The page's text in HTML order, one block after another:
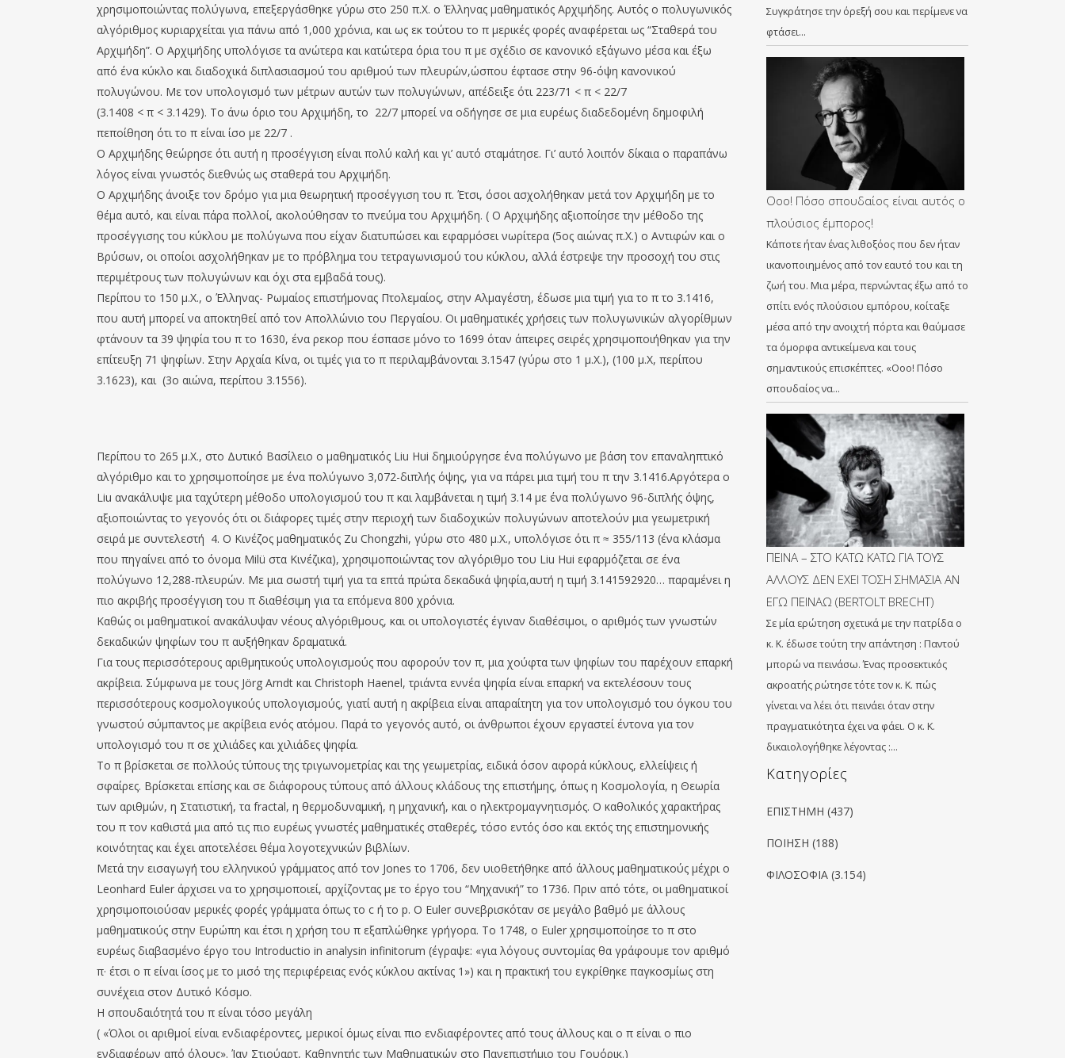
χρησιμοποιώντας πολύγωνα, επεξεργάσθηκε γύρω στο 250 π.Χ. ο Έλληνας μαθηματικός Αρχιμήδης. Αυτός ο πολυγωνικός
αλγόριθμος κυριαρχείται για πάνω από 1,000 χρόνια, και ως εκ τούτου το π μερικές φορές αναφέρεται ως “Σταθερά του
Αρχιμήδη”. Ο Αρχιμήδης υπολόγισε τα ανώτερα και κατώτερα όρια του π με σχέδιο σε κανονικό εξάγωνο μέσα και έξω
από ένα κύκλο και διαδοχικά διπλασιασμού του αριθμού των πλευρών,ώσπου έφτασε στην 96-όψη κανονικού
πολυγώνου. Με τον υπολογισμό των μέτρων αυτών των πολυγώνων, απέδειξε ότι 223/71 < π < 22/7
(3.1408 < π < 3.1429). Το άνω όριο του Αρχιμήδη, το 22/7 μπορεί να οδήγησε σε μια ευρέως διαδεδομένη δημοφιλή
πεποίθηση ότι το π είναι ίσο με 22/7 .
Ο Αρχιµήδης θεώρησε ότι αυτή η προσέγγιση είναι πολύ καλή και γι’ αυτό σταµάτησε. Γι’ αυτό λοιπόν δίκαια ο παραπάνω
λόγος είναι γνωστός διεθνώς ως σταθερά του Αρχιµήδη.
Ο Αρχιµήδης άνοιξε τον δρόµο για µια θεωρητική προσέγγιση του π. Έτσι, όσοι ασχολήθηκαν µετά τον Αρχιµήδη µε το
θέµα αυτό, και είναι πάρα πολλοί, ακολούθησαν το πνεύµα του Αρχιµήδη. ( Ο Αρχιµήδης αξιοποίησε την µέθοδο της
προσέγγισης του κύκλου µε πολύγωνα που είχαν διατυπώσει και εφαρµόσει νωρίτερα (5ος αιώνας π.Χ.) ο Αντιφών και ο
Βρύσων, οι οποίοι ασχολήθηκαν µε το πρόβληµα του τετραγωνισµού του κύκλου, αλλά έστρεψε την προσοχή του στις
περιμέτρους των πολυγώνων και όχι στα εμβαδά τους).
Περίπου το 150 μ.Χ., ο Έλληνας- Ρωμαίος επιστήμονας Πτολεμαίος, στην Αλμαγέστη, έδωσε μια τιμή για το π το 3.1416,
που αυτή μπορεί να αποκτηθεί από τον Απολλώνιο του Περγαίου. Οι μαθηματικές χρήσεις των πολυγωνικών αλγορίθμων
φτάνουν τα 39 ψηφία του π το 1630, ένα ρεκορ που έσπασε μόνο το 1699 όταν άπειρες σειρές χρησιμοποιήθηκαν για την
επίτευξη 71 ψηφίων. Στην Αρχαία Κίνα, οι τιμές για το π περιλαμβάνονται 3.1547 (γύρω στο 1 μ.Χ.), (100 μ.Χ, περίπου
3.1623), και (3ο αιώνα, περίπου 3.1556).
Περίπου το 265 μ.Χ., στο Δυτικό Βασίλειο ο μαθηματικός Liu Hui δημιούργησε ένα πολύγωνο με βάση τον επαναληπτικό
αλγόριθμο και το χρησιμοποίησε με ένα πολύγωνο 3,072-διπλής όψης, για να πάρει μια τιμή του π την 3.1416.Αργότερα ο
Liu ανακάλυψε μια ταχύτερη μέθοδο υπολογισμού του π και λαμβάνεται η τιμή 3.14 με ένα πολύγωνο 96-διπλής όψης,
αξιοποιώντας το γεγονός ότι οι διάφορες τιμές στην περιοχή των διαδοχικών πολυγώνων αποτελούν μια γεωμετρική
σειρά με συντελεστή 4. Ο Κινέζος μαθηματικός Zu Chongzhi, γύρω στο 480 μ.Χ., υπολόγισε ότι π ≈ 355/113 (ένα κλάσμα
που πηγαίνει από το όνομα Milü στα Κινέζικα), χρησιμοποιώντας τον αλγόριθμο του Liu Hui εφαρμόζεται σε ένα
πολύγωνο 12,288-πλευρών. Με μια σωστή τιμή για τα επτά πρώτα δεκαδικά ψηφία,αυτή η τιμή 3.141592920… παραμένει η
πιο ακριβής προσέγγιση του π διαθέσιμη για τα επόμενα 800 χρόνια.
Καθώς οι μαθηματικοί ανακάλυψαν νέους αλγόριθμους, και οι υπολογιστές έγιναν διαθέσιμοι, ο αριθμός των γνωστών
δεκαδικών ψηφίων του π αυξήθηκαν δραματικά.
Για τους περισσότερους αριθμητικούς υπολογισμούς που αφορούν τον π, μια χούφτα των ψηφίων του παρέχουν επαρκή
ακρίβεια. Σύμφωνα με τους Jörg Arndt και Christoph Haenel, τριάντα εννέα ψηφία είναι επαρκή να εκτελέσουν τους
περισσότερους κοσμολογικούς υπολογισμούς, γιατί αυτή η ακρίβεια είναι απαραίτητη για τον υπολογισμό του όγκου του
γνωστού σύμπαντος με ακρίβεια ενός ατόμου. Παρά το γεγονός αυτό, οι άνθρωποι έχουν εργαστεί έντονα για τον
υπολογισμό του π σε χιλιάδες και χιλιάδες ψηφία.
Το π βρίσκεται σε πολλούς τύπους της τριγωνομετρίας και της γεωμετρίας, ειδικά όσον αφορά κύκλους, ελλείψεις ή
σφαίρες. Βρίσκεται επίσης και σε διάφορους τύπους από άλλους κλάδους της επιστήμης, όπως η Κοσμολογία, η Θεωρία
των αριθμών, η Στατιστική, τα fractal, η θερμοδυναμική, η μηχανική, και ο ηλεκτρομαγνητισμός. Ο καθολικός χαρακτήρας
του π τον καθιστά μια από τις πιο ευρέως γνωστές μαθηματικές σταθερές, τόσο εντός όσο και εκτός της επιστημονικής
κοινότητας και έχει αποτελέσει θέμα λογοτεχνικών βιβλίων.
Μετά την εισαγωγή του ελληνικού γράμματος από τον Jones το 1706, δεν υιοθετήθηκε από άλλους μαθηματικούς μέχρι ο
Leonhard Euler άρχισει να το χρησιμοποιεί, αρχίζοντας με το έργο του “Μηχανική” το 1736. Πριν από τότε, οι μαθηματικοί
χρησιμοποιούσαν μερικές φορές γράμματα όπως το c ή το p. Ο Euler συνεβρισκόταν σε μεγάλο βαθμό με άλλους
μαθηματικούς στην Ευρώπη και έτσι η χρήση του π εξαπλώθηκε γρήγορα. Το 1748, ο Euler χρησιμοποίησε το π στο
ευρέως διαβασμένο έργο του Introductio in analysin infinitorum (έγραψε: «για λόγους συντομίας θα γράφουμε τον αριθμό
π· έτσι ο π είναι ίσος με το μισό της περιφέρειας ενός κύκλου ακτίνας 1») και η πρακτική του εγκρίθηκε παγκοσμίως στη
συνέχεια στον Δυτικό Κόσμο.
Η σπουδαιότητά του π είναι τόσο μεγάλη
( «Όλοι οι αριθµοί είναι ενδιαφέροντες, µερικοί όµως είναι πιο ενδιαφέροντες από τους άλλους και ο π είναι ο πιο
ενδιαφέρων από όλους». Ίαν Στιούαρτ, Καθηγητής των Μαθηµατικών στο Πανεπιστήµιο του Γουόρικ.)
Συγκράτησε την όρεξή σου και περίμενε να
φτάσει…
Οοο! Πόσο σπουδαίος είναι αυτός ο
πλούσιος έμπορος!
Κάποτε ήταν ένας λιθοξόος που δεν ήταν
ικανοποιημένος από τον εαυτό του και τη
ζωή του. Μια μέρα, περνώντας έξω από το
σπίτι ενός πλούσιου εμπόρου, κοίταξε
μέσα από την ανοιχτή πόρτα και θαύμασε
τα όμορφα αντικείμενα και τους
σημαντικούς επισκέπτες. «Οοο! Πόσο
σπουδαίος να…
ΠΕΙΝΑ – ΣΤΟ ΚΑΤΩ ΚΑΤΩ ΓΙΑ ΤΟΥΣ
ΑΛΛΟΥΣ ΔΕΝ ΕΧΕΙ ΤΟΣΗ ΣΗΜΑΣΙΑ ΑΝ
ΕΓΩ ΠΕΙΝΑΩ (BERTOLT BRECHT)
Σε μία ερώτηση σχετικά με την πατρίδα ο
κ. Κ. έδωσε τούτη την απάντηση : Παντού
μπορώ να πεινάσω. Ένας προσεκτικός
ακροατής ρώτησε τότε τον κ. Κ. πώς
γίνεται να λέει ότι πεινάει όταν στην
πραγματικότητα έχει να φάει. Ο κ. Κ.
δικαιολογήθηκε λέγοντας :…
Kατηγορίες
ΕΠΙΣΤΗΜΗ (437)
ΠΟΙΗΣΗ (188)
ΦΙΛΟΣΟΦΙΑ (3.154)